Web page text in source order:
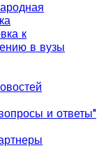
к
в вузы
и ответы"